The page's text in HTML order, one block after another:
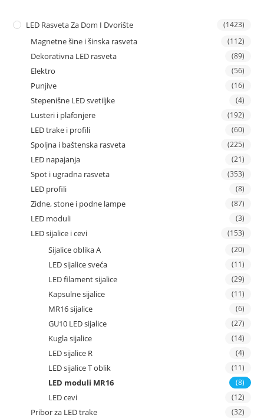
LED Rasveta Za Dom I Dvorište (1423)
Magnetne šine i šinska rasveta (112)
Dekorativna LED rasveta (89)
Elektro (56)
Punjive (16)
Stepenišne LED svetiljke (4)
Lusteri i plafonjere (192)
LED trake i profili (60)
Spoljna i baštenska rasveta (225)
LED napajanja (21)
Spot i ugradna rasveta (353)
LED profili (8)
Zidne, stone i podne lampe (87)
LED moduli (3)
LED sijalice i cevi (153)
Sijalice oblika A (20)
LED sijalice sveća (11)
LED filament sijalice (29)
Kapsulne sijalice (11)
MR16 sijalice (6)
GU10 LED sijalice (27)
Kugla sijalice (14)
LED sijalice R (4)
LED sijalice T oblik (11)
LED moduli MR16 (8)
LED cevi (12)
Pribor za LED trake (32)